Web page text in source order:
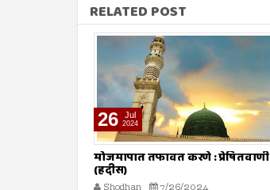
RELATED POST
26 Jul
2024
मोजमापात तफावत करणे : प्रेषितवाणी
(हदीस)